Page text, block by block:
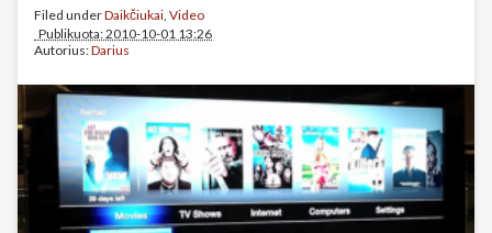
Filed underDaikčiukai, Video
Publikuota: 2010-10-01 13:26
Autorius:Darius